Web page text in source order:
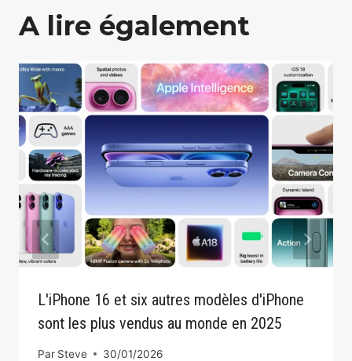
A lire également
L'iPhone 16 et six autres modèles d'iPhone
sont les plus vendus au monde en 2025
Par Steve 30/01/2026